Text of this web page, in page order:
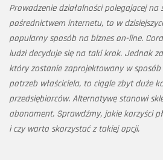
Prowadzenie działalności polegającej na
pośrednictwem internetu, to w
popularny sposób na biznes on-line.
ludzi decyduje się na taki krok. Jednak
który zostanie zaprojektowany w
potrzeb właściciela, to ciągle zbyt duże
przedsiębiorców. Alternatywę stanowi
abonament. Sprawdźmy, jakie korzyści
i czy warto skorzystać z takiej opcji.